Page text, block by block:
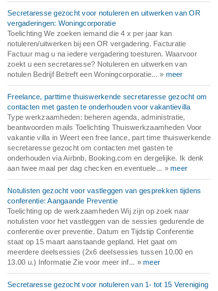
Secretaresse gezocht voor notuleren en uitwerken van OR
vergaderingen: Woningcorporatie
Toelichting We zoeken iemand die 4 x per jaar kan
notuleren/uitwerken bij een OR vergadering. Facturatie
Factuur mag u na iedere vergadering toesturen. Waarvoor
zoekt u een secretaresse? Notuleren en uitwerken van
notulen Bedrijf Betreft een Woningcorporatie... » meer
Freelance, parttime thuiswerkende secretaresse gezocht om
contacten met gasten te onderhouden voor vakantievilla
Type werkzaamheden: beheren agenda, administratie,
beantwoorden mails Toelichting Thuiswerkzaamheden Voor
vakantie villa in Weert een free lance, part time thuiswerkende
secretaresse gezocht om contacten met gasten te
onderhouden via Airbnb, Booking.com en dergelijke. Ik denk
aan twee maal per dag checken en eventuele... » meer
Notulisten gezocht voor vastleggen van gesprekken tijdens
conferentie: Aangaande Preventie
Toelichting op de werkzaamheden Wij zijn op zoek naar
notulisten voor het vastleggen van de sessies gedurende de
conferentie over preventie. Datum en Tijdstip Conferentie
staat op 15 maart aanstaande gepland. Het gaat om
meerdere deelsessies (2x6 deelsessies tussen 10.00 en
13.00 u.) Informatie Zie voor meer inf... » meer
Secretaresse gezocht voor notuleren van 1- tot 15 Vereniging